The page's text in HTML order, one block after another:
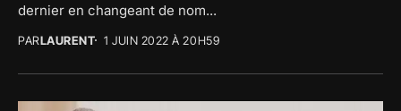
dernier en changeant de nom...
PARLAURENT 1 JUIN 2022 À 20H59